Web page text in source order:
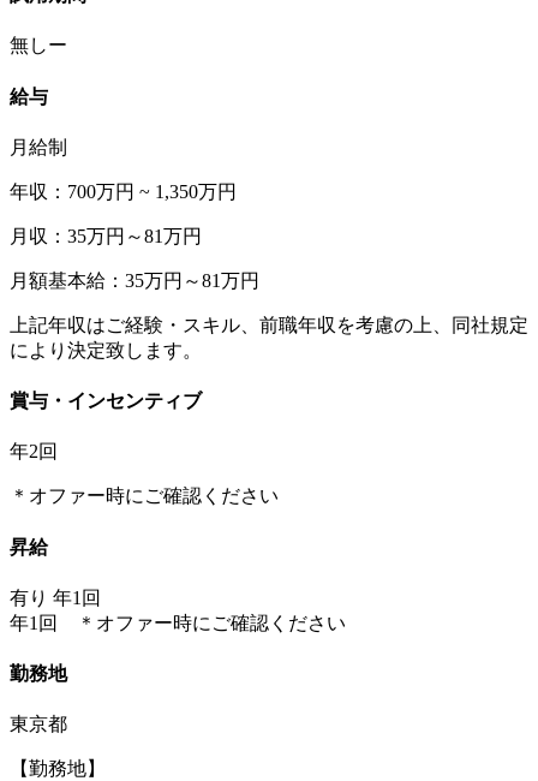
無しー
給与
月給制
年収：700万円 ~ 1,350万円
月収：35万円～81万円
月額基本給：35万円～81万円
上記年収はご経験・スキル、前職年収を考慮の上、同社規定
により決定致します。
賞与・インセンティブ
年2回
＊オファー時にご確認ください
昇給
有り 年1回
年1回 ＊オファー時にご確認ください
勤務地
東京都
【勤務地】